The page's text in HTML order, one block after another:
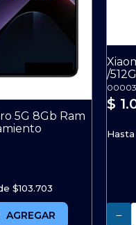
5G 8Gb Ram
$103.703
AGREGAR
/
$